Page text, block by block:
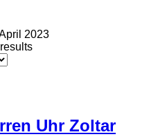
2023
Uhr Zoltar